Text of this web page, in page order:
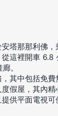
塔那那利佛
從這裡開車
。
其中包括免費
假屋，其內
供平面電視